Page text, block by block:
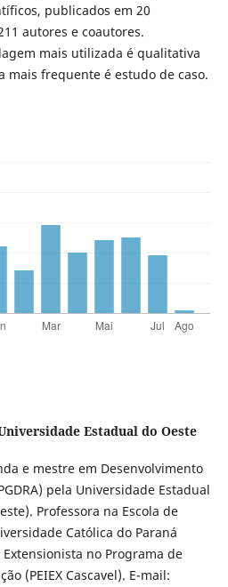
publicados em 20
autores e coautores.
mais utilizada é qualitativa
mais frequente é estudo de caso.
Estadual do Oeste
e mestre em Desenvolvimento
pela Universidade Estadual
Professora na Escola de
Católica do Paraná
Extensionista no Programa de
(PEIEX Cascavel). E-mail: